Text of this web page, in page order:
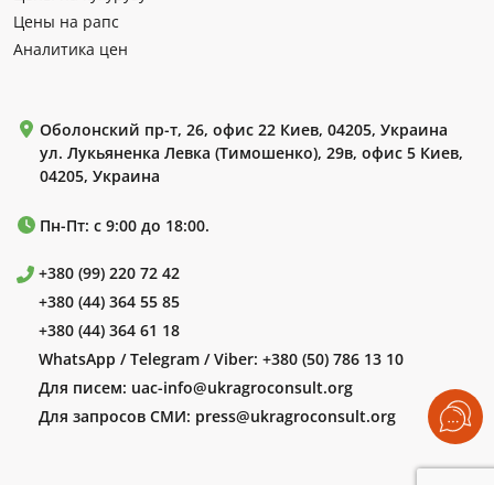
Цены на рапс
Аналитика цен
Оболонский пр-т, 26, офис 22 Киев, 04205, Украина
ул. Лукьяненка Левка (Тимошенко), 29в, офис 5 Киев,
04205, Украина
Пн-Пт: с 9:00 до 18:00.
+380 (99) 220 72 42
+380 (44) 364 55 85
+380 (44) 364 61 18
WhatsApp / Telegram / Viber: +380 (50) 786 13 10
Для писем: uac-info@ukragroconsult.org
Для запросов СМИ: press@ukragroconsult.org